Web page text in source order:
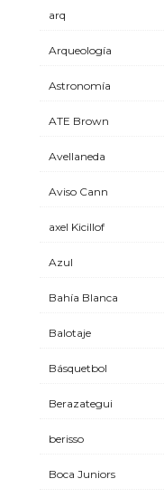
arq
Arqueología
Astronomía
ATE Brown
Avellaneda
Aviso Cann
axel Kicillof
Azul
Bahía Blanca
Balotaje
Básquetbol
Berazategui
berisso
Boca Juniors